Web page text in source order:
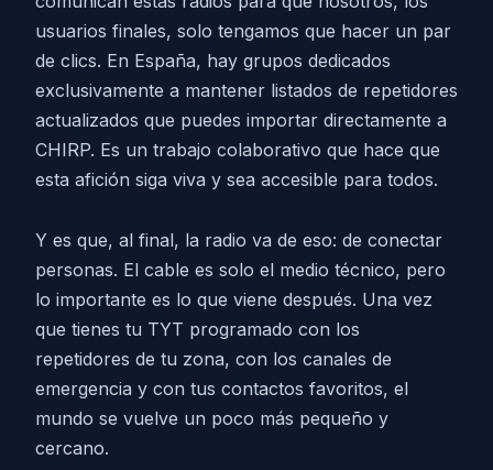
usuarios finales, solo tengamos que hacer un par
de clics. En España, hay grupos dedicados
exclusivamente a mantener listados de repetidores
actualizados que puedes importar directamente a
CHIRP. Es un trabajo colaborativo que hace que
esta afición siga viva y sea accesible para todos.
Y es que, al final, la radio va de eso: de conectar
personas. El cable es solo el medio técnico, pero
lo importante es lo que viene después. Una vez
que tienes tu TYT programado con los
repetidores de tu zona, con los canales de
emergencia y con tus contactos favoritos, el
mundo se vuelve un poco más pequeño y
cercano.